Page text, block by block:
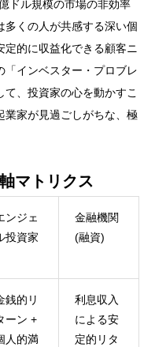
ドル規模の市場の非効率
多くの人が共感する深い個
定的に収益化できる顧客ニ
「インベスター・プロブレ
、投資家の心を動かすこ
業家が見過ごしがちな、極
マトリクス
ンジェ
投資家
金融機関
(融資)
銭的リ
ーン +
人的満
利息収入
による安
定的リタ